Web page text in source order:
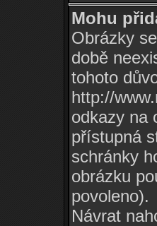
Mohu
Obrázky
době
tohoto
http://
odkazy na
přístupná
schránky
obrázku
povoleno).
Návrat